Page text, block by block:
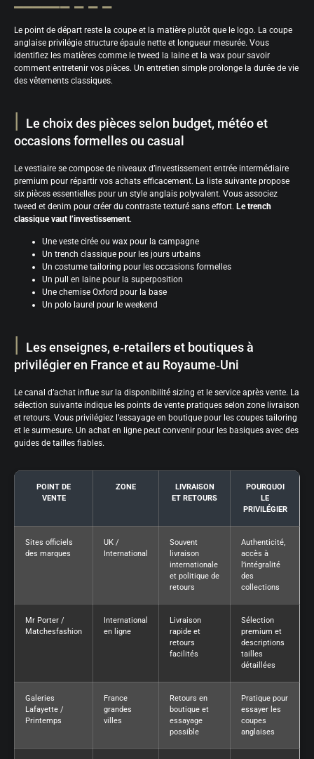
Le point de départ reste la coupe et la matière plutôt que le logo. La coupe
anglaise privilégie structure épaule nette et longueur mesurée. Vous
identifiez les matières comme le tweed la laine et la wax pour savoir
comment entretenir vos pièces. Un entretien simple prolonge la durée de vie
des vêtements classiques.
Le choix des pièces selon budget, météo et
occasions formelles ou casual
Le vestiaire se compose de niveaux d’investissement entrée intermédiaire
premium pour répartir vos achats efficacement. La liste suivante propose
six pièces essentielles pour un style anglais polyvalent. Vous associez
tweed et denim pour créer du contraste texturé sans effort. Le trench
classique vaut l’investissement.
Une veste cirée ou wax pour la campagne
Un trench classique pour les jours urbains
Un costume tailoring pour les occasions formelles
Un pull en laine pour la superposition
Une chemise Oxford pour la base
Un polo laurel pour le weekend
Les enseignes, e‑retailers et boutiques à
privilégier en France et au Royaume‑Uni
Le canal d’achat influe sur la disponibilité sizing et le service après vente. La
sélection suivante indique les points de vente pratiques selon zone livraison
et retours. Vous privilégiez l’essayage en boutique pour les coupes tailoring
et le surmesure. Un achat en ligne peut convenir pour les basiques avec des
guides de tailles fiables.
POINT DE
VENTE
ZONE
LIVRAISON
ET RETOURS
POURQUOI
LE
PRIVILÉGIER
Sites officiels
des marques
UK /
International
Souvent
livraison
internationale
et politique de
retours
Authenticité,
accès à
l’intégralité
des
collections
Mr Porter /
Matchesfashion
International
en ligne
Livraison
rapide et
retours
facilités
Sélection
premium et
descriptions
tailles
détaillées
Galeries
Lafayette /
Printemps
France
grandes
villes
Retours en
boutique et
essayage
possible
Pratique pour
essayer les
coupes
anglaises